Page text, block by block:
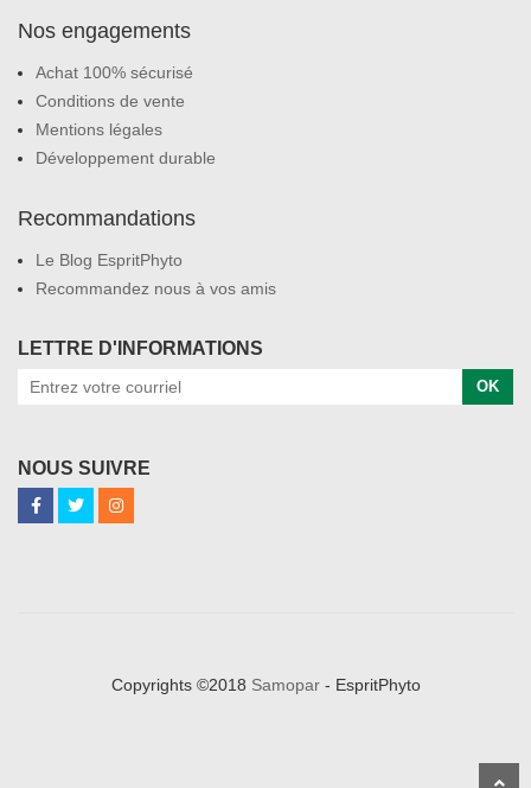
Nos engagements
Achat 100% sécurisé
Conditions de vente
Mentions légales
Développement durable
Recommandations
Le Blog EspritPhyto
Recommandez nous à vos amis
LETTRE D'INFORMATIONS
OK
NOUS SUIVRE
Copyrights ©2018 Samopar- EspritPhyto